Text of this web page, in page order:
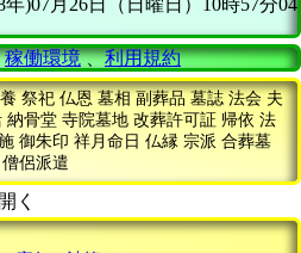
年)07月26日（日曜日）10時57分04
稼働環境、利用規約
祭祀 仏恩 墓相 副葬品 墓誌 法会 夫
骨堂 寺院墓地 改葬許可証 帰依 法
御朱印 祥月命日 仏縁 宗派 合葬墓
侶派遣
く